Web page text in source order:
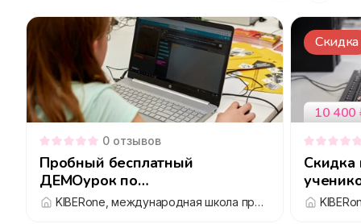
0 отзывов
Пробный бесплатный
ДЕМОурок по
программированию в KIBERoneKIBERone, международная школа программирования для детей 6-14 лет
Скидка
10 400
Скидка